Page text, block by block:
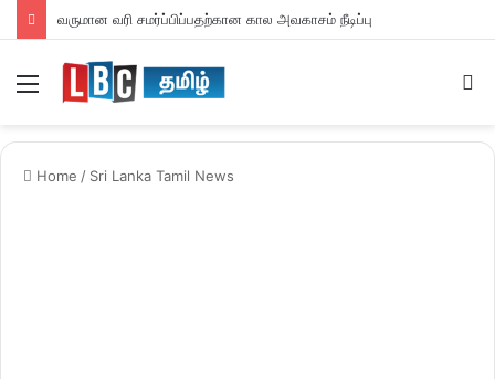
வருமான வரி சமர்ப்பிப்பதற்கான கால அவகாசம் நீடிப்பு
Home / Sri Lanka Tamil News